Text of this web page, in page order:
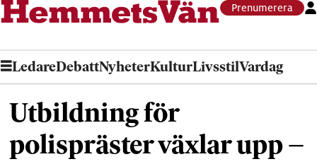
Prenumerera
LedareDebattNyheterKulturLivsstilVardag
Utbildning för
polispräster växlar upp –